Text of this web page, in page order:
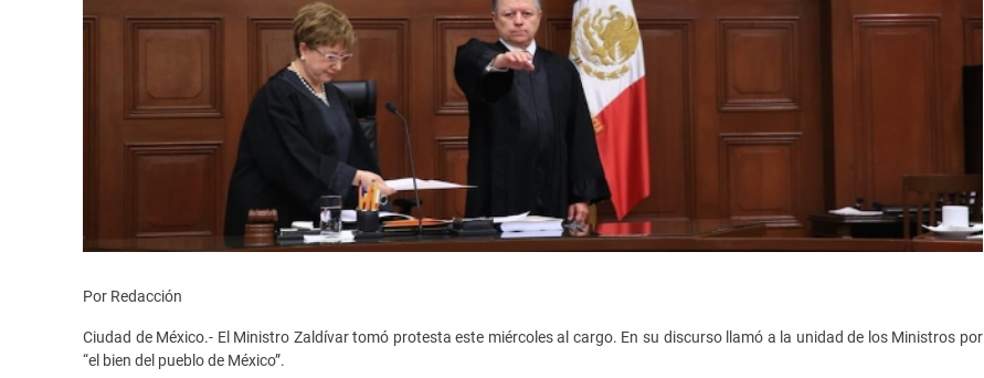
Por Redacción
Ciudad de México.- El Ministro Zaldívar tomó protesta este miércoles al cargo. En su discurso llamó a la unidad de los Ministros por
“el bien del pueblo de México”.